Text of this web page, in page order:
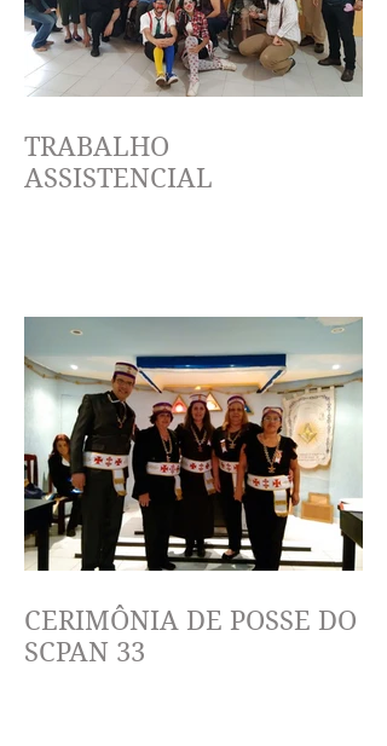
TRABALHO
ASSISTENCIAL
CERIMÔNIA DE POSSE DO
SCPAN 33